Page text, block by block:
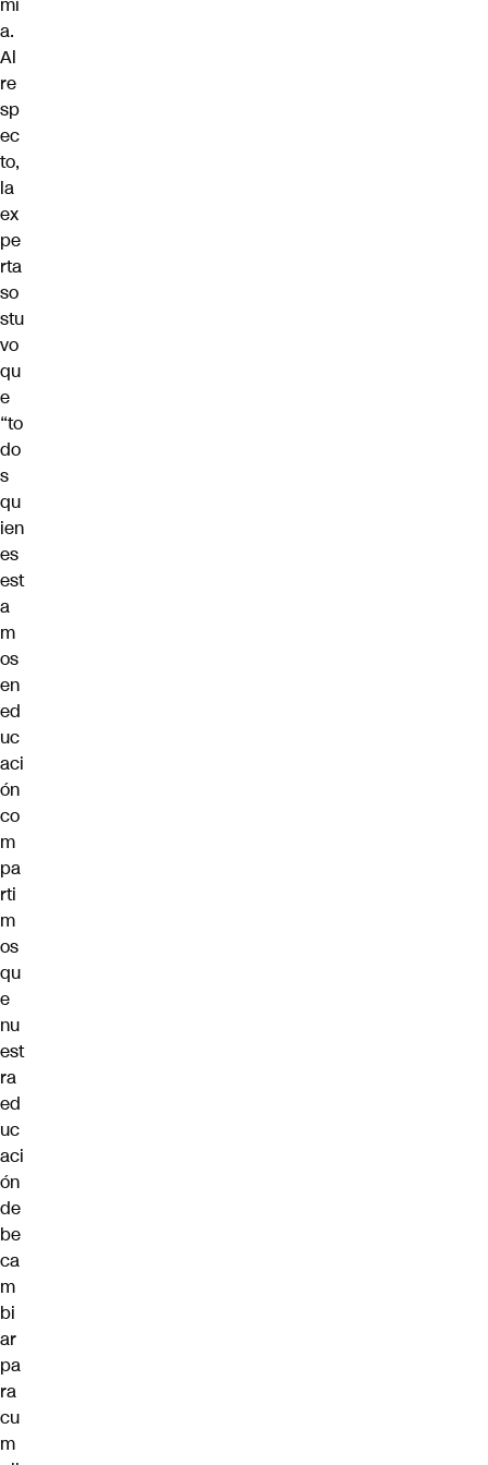
a.
Al
re
sp
ec
to,
la
ex
pe
rta
so
stu
vo
qu
e
“to
do
s
qu
ien
es
est
a
m
os
en
ed
uc
aci
ón
co
m
pa
rti
m
os
qu
e
nu
est
ra
ed
uc
aci
ón
de
be
ca
m
bi
ar
pa
ra
cu
m